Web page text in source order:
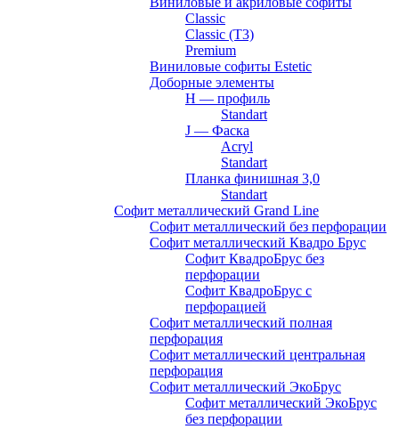
Classic
Classic (T3)
Premium
Виниловые софиты Estetic
Доборные элементы
H — профиль
Standart
J — Фаска
Acryl
Standart
Планка финишная 3,0
Standart
Софит металлический Grand Line
Софит металлический без перфорации
Софит металлический Квадро Брус
Софит КвадроБрус без
перфорации
Софит КвадроБрус с
перфорацией
Софит металлический полная
перфорация
Софит металлический центральная
перфорация
Софит металлический ЭкоБрус
Софит металлический ЭкоБрус
без перфорации